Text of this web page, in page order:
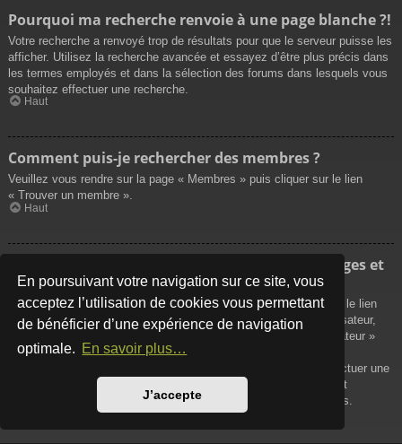
En poursuivant votre navigation sur ce site, vous
acceptez l’utilisation de cookies vous permettant
de bénéficier d’une expérience de navigation
optimale. En savoir plus…
J’accepte
Pourquoi ma recherche renvoie à une page blanche ?!
Votre recherche a renvoyé trop de résultats pour que le serveur puisse les
afficher. Utilisez la recherche avancée et essayez d’être plus précis dans
les termes employés et dans la sélection des forums dans lesquels vous
souhaitez effectuer une recherche.
Haut
Comment puis-je rechercher des membres ?
Veuillez vous rendre sur la page « Membres » puis cliquer sur le lien
« Trouver un membre ».
Haut
Comment puis-je retrouver mes propres messages et
sujets ?
Vos propres messages peuvent être affichés soit en cliquant sur le lien
« Afficher vos messages » dans le panneau de contrôle de l’utilisateur,
soit en cliquant sur le lien « Rechercher les messages de l’utilisateur »
sur la page de votre propre profil ou soit en cliquant sur le menu
« Raccourcis » situé sur la partie supérieure du forum. Pour effectuer une
recherche de vos propres sujets, utilisez la recherche avancée et
remplissez convenablement les options qui vous sont disponibles.